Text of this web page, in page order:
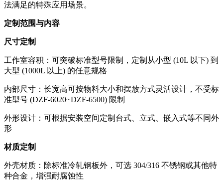
法满足的特殊应用场景。
定制范围与内容
尺寸定制
工作室容积：可突破标准型号限制，定制从小型 (10L 以下) 到
大型 (1000L 以上) 的任意规格
内部尺寸：长宽高可按物料大小和摆放方式灵活设计，不受标
准型号 (DZF-6020~DZF-6500) 限制
外形设计：可根据安装空间定制台式、立式、嵌入式等不同外
形
材质定制
外壳材质：除标准冷轧钢板外，可选 304/316 不锈钢或其他特
种合金，增强耐腐蚀性